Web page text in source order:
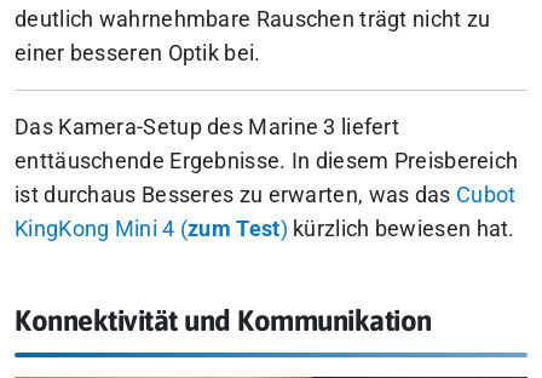
deutlich wahrnehmbare Rauschen trägt nicht zu
einer besseren Optik bei.
Das Kamera-Setup des Marine 3 liefert
enttäuschende Ergebnisse. In diesem Preisbereich
ist durchaus Besseres zu erwarten, was das Cubot
KingKong Mini 4 (zum Test) kürzlich bewiesen hat.
Konnektivität und Kommunikation